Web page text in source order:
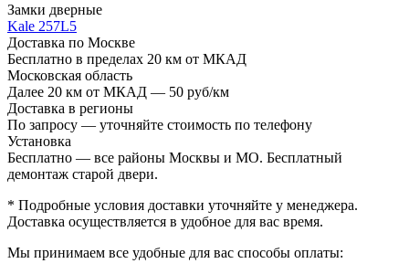
Замки дверные
Kale 257L5
Доставка по Москве
Бесплатно в пределах 20 км от МКАД
Московская область
Далее 20 км от МКАД — 50 руб/км
Доставка в регионы
По запросу — уточняйте стоимость по телефону
Установка
Бесплатно — все районы Москвы и МО. Бесплатный
демонтаж старой двери.
* Подробные условия доставки уточняйте у менеджера.
Доставка осуществляется в удобное для вас время.
Мы принимаем все удобные для вас способы оплаты: